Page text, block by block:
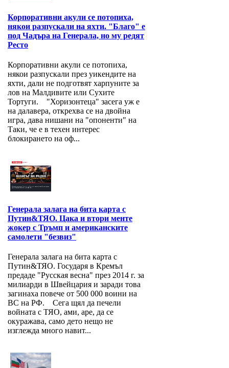
Корпоративни акули се потопиха,
някои разпускали на яхти. "Благо" е
под Чадъра на Генерала, но му редят
Ресто
Корпоративни акули се потопиха,
някои разпускали през уикендите на
яхти, дали не подготвят харпуните за
лов на Малдивите или Сухите
Тортуги. "Хоризонтеца" засега уж е
на далавера, открехва се на двойна
игра, дава нишани на "опоненти" на
Таки, че е в техен интерес
блокирането на оф...
Генерала залага на бита карта с
Путин&ТЯО. Цака и втори менте
жокер с Тръмп и американските
самолети "безвиз"
Генерала залага на бита карта с
Путин&ТЯО. Государя в Кремъл
предаде "Русская весна" през 2014 г. за
милиарди в Швейцария и заради това
загинаха повече от 500 000 воини на
ВС на РФ. Сега щял да печели
войната с ТЯО, ами, аре, да се
окуражава, само дето нещо не
изглежда много навит...